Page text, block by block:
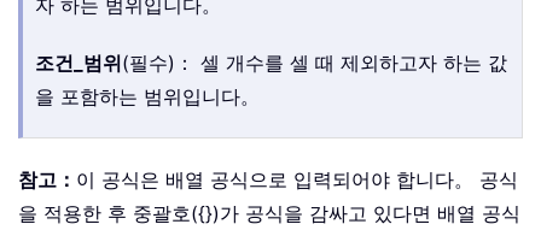
조건_범위(필수)： 셀 개수를 셀 때 제외하고자 하는 값
을 포함하는 범위입니다。
참고： 이 공식은 배열 공식으로 입력되어야 합니다。 공식
을 적용한 후 중괄호({})가 공식을 감싸고 있다면 배열 공식